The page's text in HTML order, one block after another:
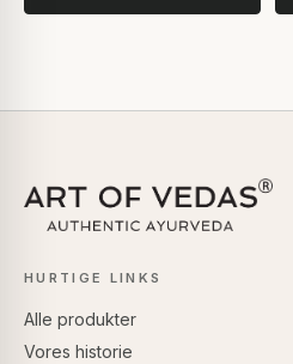
HURTIGE LINKS
Alle produkter
Vores historie